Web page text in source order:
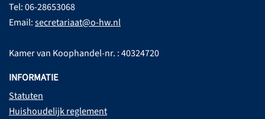
Tel: 06-28653068
Email:secretariaat@o-hw.nl
Kamer van Koophandel-nr. : 40324720
INFORMATIE
Statuten
Huishoudelijk reglement